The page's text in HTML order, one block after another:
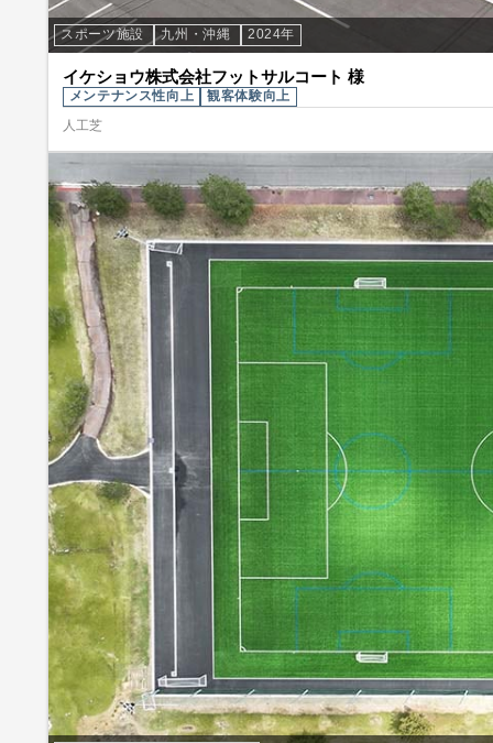
スポーツ施設 九州・沖縄 2024年
イケショウ株式会社フットサルコート 様
メンテナンス性向上
観客体験向上
人工芝